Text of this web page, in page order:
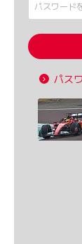
パス